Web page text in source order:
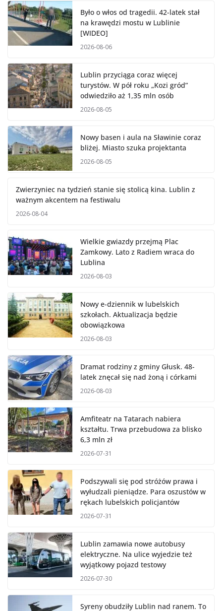
Było o włos od tragedii. 42-latek stał
na krawędzi mostu w Lublinie
[WIDEO]
2026-08-06
Lublin przyciąga coraz więcej
turystów. W pół roku „Kozi gród”
odwiedziło aż 1,35 mln osób
2026-08-05
Nowy basen i aula na Sławinie coraz
bliżej. Miasto szuka projektanta
2026-08-05
Zwierzyniec na tydzień stanie się
stolicą kina. Lublin z ważnym
Wielkie gwiazdy przejmą Plac
Zamkowy. Lato z Radiem wraca do
Lublina
Nowy e-dziennik w lubelskich
szkołach. Aktualizacja będzie
obowiązkowa
Dramat rodziny z gminy Głusk. 48-
latek znęcał się nad żoną i córkami
Amfiteatr na Tatarach nabiera
kształtu. Trwa przebudowa za blisko
6,3 mln zł
Podszywali się pod stróżów prawa i
wyłudzali pieniądze. Para oszustów w
rękach lubelskich policjantów
Lublin zamawia nowe autobusy
elektryczne. Na ulice wyjedzie też
wyjątkowy pojazd testowy